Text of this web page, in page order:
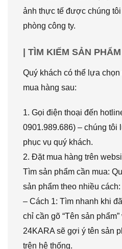
ảnh thực tế được chúng
phòng công ty.
| TÌM KIẾM SẢN PHẨM
Quý khách có thể lựa
mua hàng sau:
1. Gọi điện thoại đến
0901.989.686) – chúng tôi
phục vụ quý khách.
2. Đặt mua hàng trên
Tìm sản phẩm cần mua:
sản phẩm theo nhiều cách:
– Cách 1: Tìm nhanh khi
chỉ cần gõ “Tên sản
24KARA sẽ gợi ý tên sản
trên hệ thống.